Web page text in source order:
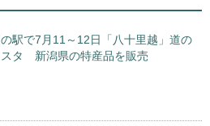
駅で7月11～12日「八十里越」道の
タ 新潟県の特産品を販売